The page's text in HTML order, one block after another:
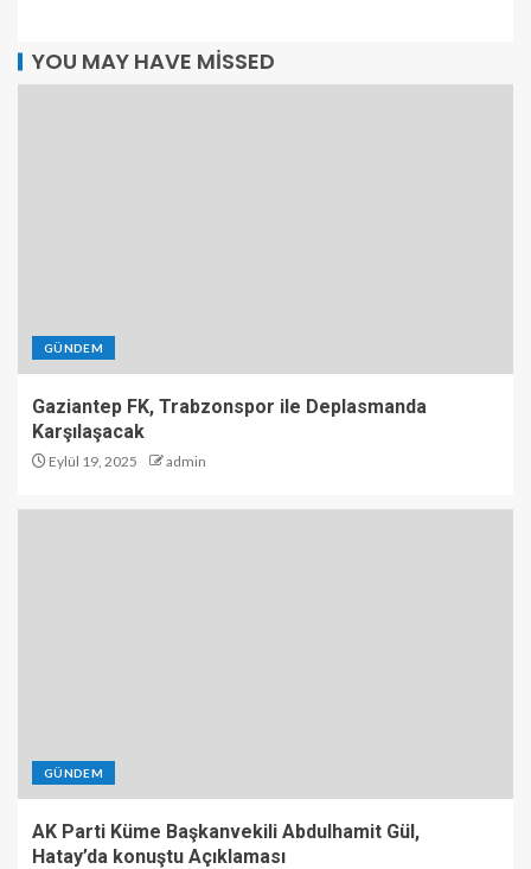
YOU MAY HAVE MISSED
GÜNDEM
Gaziantep FK, Trabzonspor ile Deplasmanda
Karşılaşacak
Eylül 19, 2025 admin
GÜNDEM
AK Parti Küme Başkanvekili Abdulhamit Gül,
Hatay’da konuştu Açıklaması